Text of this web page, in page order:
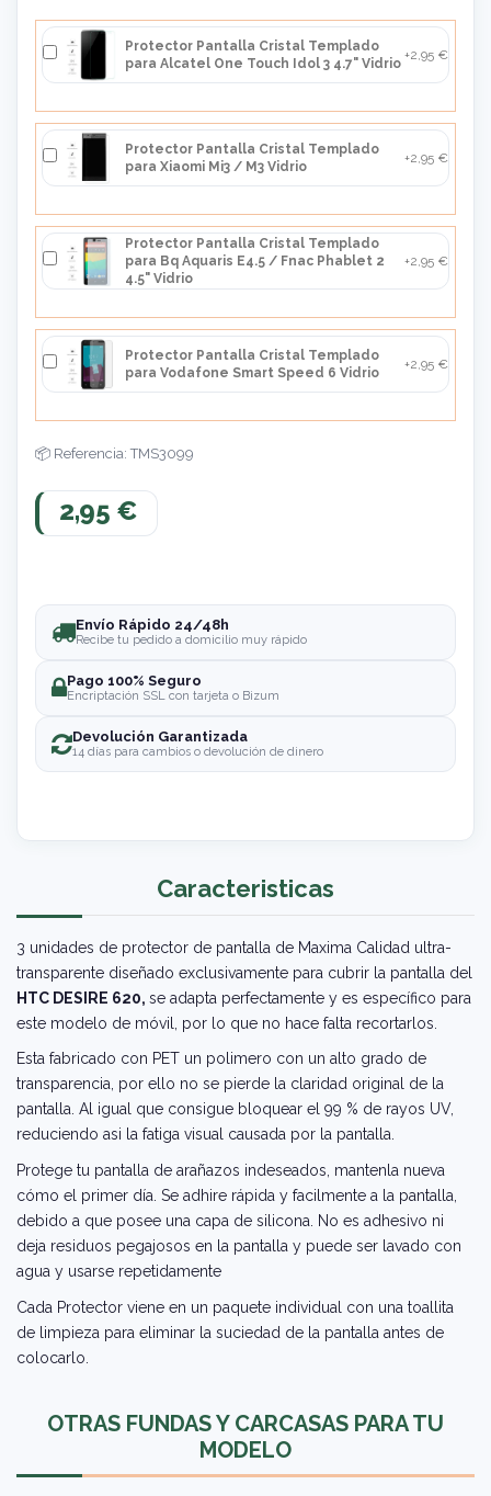
Protector Pantalla Cristal Templado
para Alcatel One Touch Idol 3 4.7" Vidrio
+2,95 €
Protector Pantalla Cristal Templado
para Xiaomi Mi3 / M3 Vidrio
+2,95 €
Protector Pantalla Cristal Templado
para Bq Aquaris E4.5 / Fnac Phablet 2
4.5" Vidrio
+2,95 €
Protector Pantalla Cristal Templado
para Vodafone Smart Speed 6 Vidrio
+2,95 €
Referencia: TMS3099
2,95 €
Envío Rápido 24/48h
Recibe tu pedido a domicilio muy rápido
Pago 100% Seguro
Encriptación SSL con tarjeta o Bizum
Devolución Garantizada
14 días para cambios o devolución de dinero
Caracteristicas
3 unidades de protector de pantalla de Maxima Calidad ultra-
transparente diseñado exclusivamente para cubrir la pantalla del
HTC DESIRE 620, se adapta perfectamente y es específico para
este modelo de móvil, por lo que no hace falta recortarlos.
Esta fabricado con PET un polimero con un alto grado de
transparencia, por ello no se pierde la claridad original de la
pantalla. Al igual que consigue bloquear el 99 % de rayos UV,
reduciendo asi la fatiga visual causada por la pantalla.
Protege tu pantalla de arañazos indeseados, mantenla nueva
cómo el primer día. Se adhire rápida y facilmente a la pantalla,
debido a que posee una capa de silicona. No es adhesivo ni
deja residuos pegajosos en la pantalla y puede ser lavado con
agua y usarse repetidamente
Cada Protector viene en un paquete individual con una toallita
de limpieza para eliminar la suciedad de la pantalla antes de
colocarlo.
OTRAS FUNDAS Y CARCASAS PARA TU
MODELO